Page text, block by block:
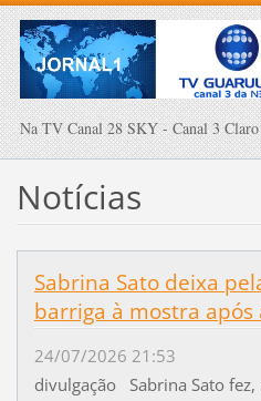
Na TV Canal 28 SKY - Canal 3
Notícias
Sabrina Sato deixa
barriga à mostra
24/07/2026 21:53
divulgação Sabrina Sato fez,